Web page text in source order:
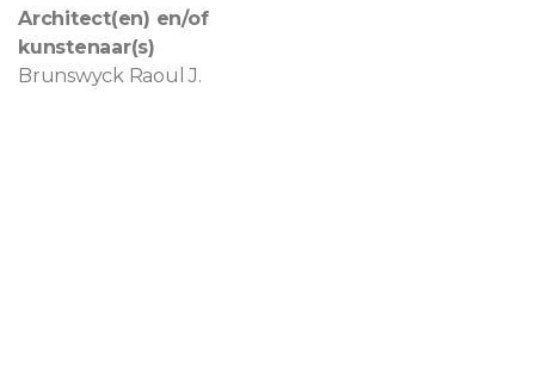
Architect(en) en/of
kunstenaar(s)
Brunswyck Raoul J.